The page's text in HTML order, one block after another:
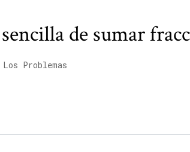
de sumar
Problemas